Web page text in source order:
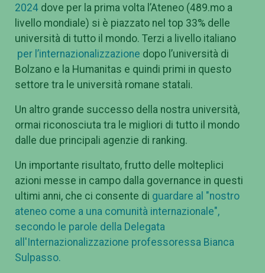
2024 dove per la prima volta l’Ateneo (489.mo a
livello mondiale) si è piazzato nel top 33% delle
università di tutto il mondo. Terzi a livello italiano
per l’internazionalizzazione dopo l’università di
Bolzano e la Humanitas e quindi primi in questo
settore tra le università romane statali.
Un altro grande successo della nostra università,
ormai riconosciuta tra le migliori di tutto il mondo
dalle due principali agenzie di ranking.
Un importante risultato, frutto delle molteplici
azioni messe in campo dalla governance in questi
ultimi anni, che ci consente di guardare al "nostro
ateneo come a una comunità internazionale",
secondo le parole della Delegata
all'Internazionalizzazione professoressa Bianca
Sulpasso.